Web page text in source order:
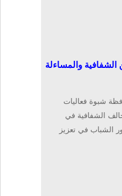
والمساءلة
شبوة فعاليات
الشفافية في
الشباب في تعزيز